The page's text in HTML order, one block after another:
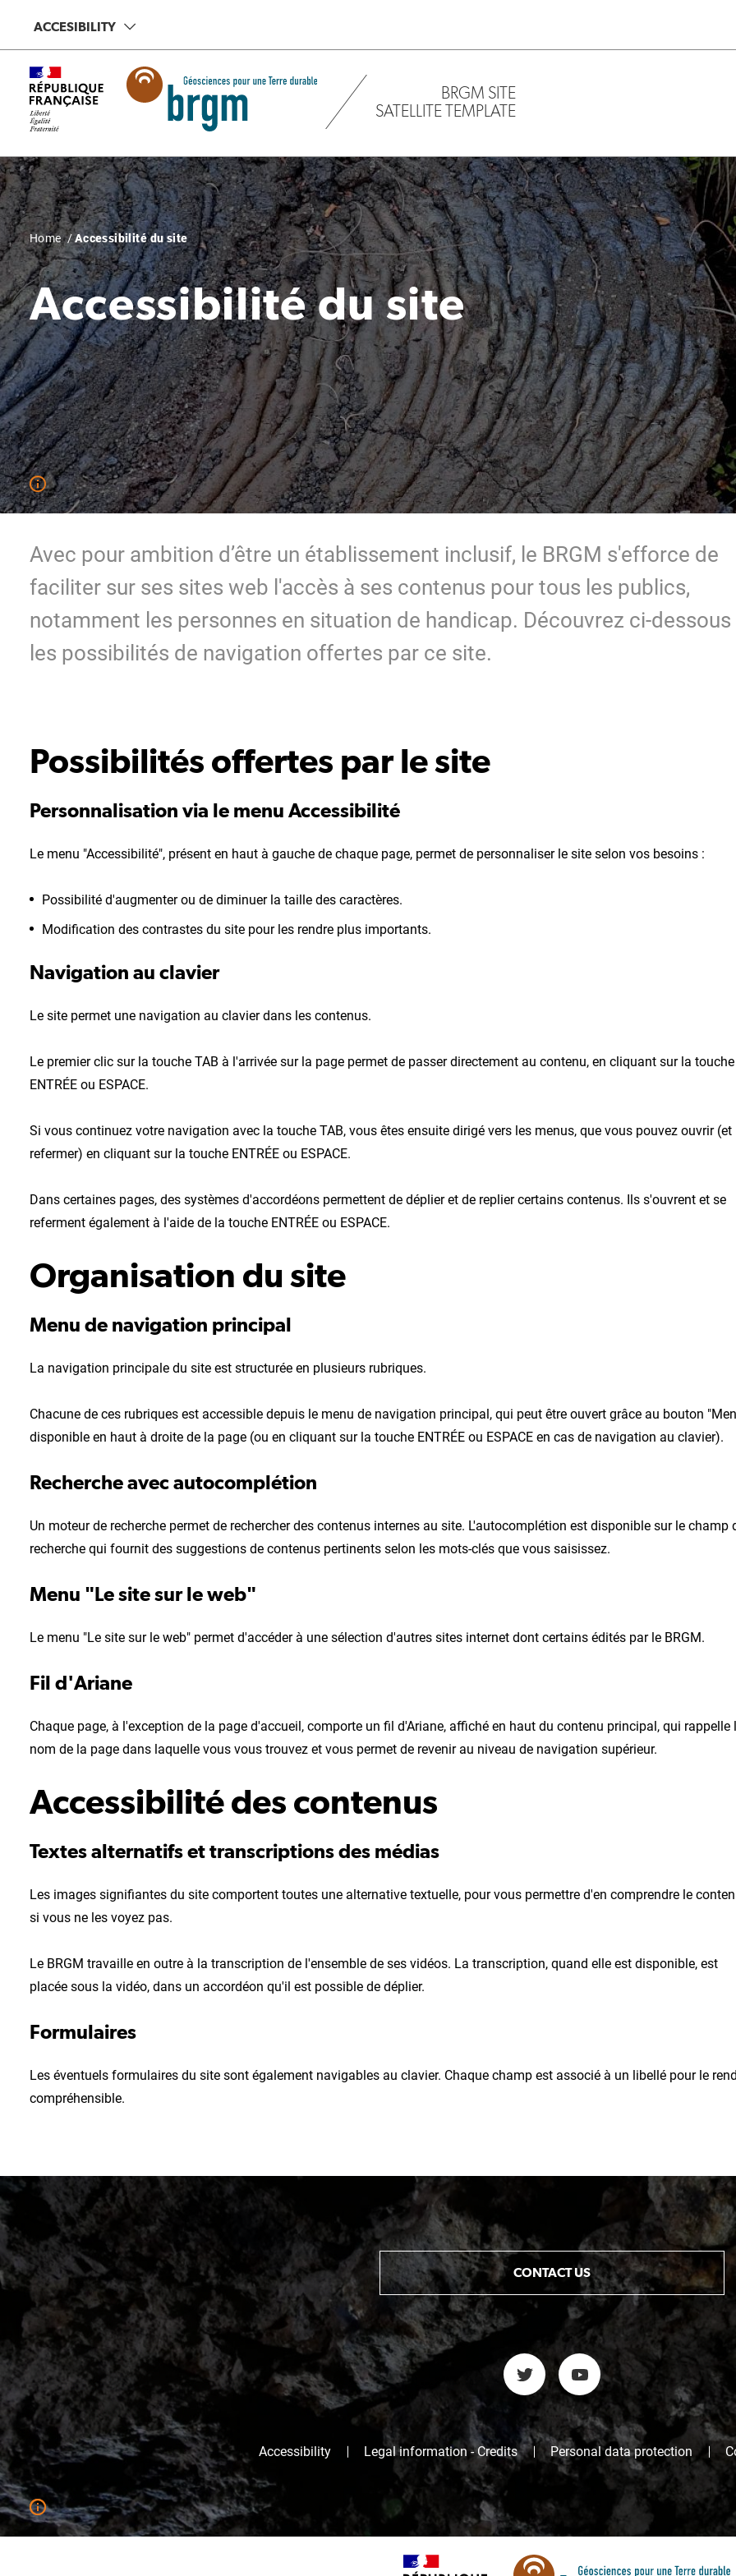
main
content
ACCESIBILITY
BRGM SITE
SATELLITE TEMPLATE
Breadcrumb
Home Accessibilité du site
Accessibilité du site
Avec pour ambition d’être un établissement inclusif, le BRGM s'efforce de
faciliter sur ses sites web l'accès à ses contenus pour tous les publics,
notamment les personnes en situation de handicap. Découvrez ci-dessous
les possibilités de navigation offertes par ce site.
Possibilités offertes par le site
Personnalisation via le menu Accessibilité
Le menu "Accessibilité", présent en haut à gauche de chaque page, permet de personnaliser le site selon vos besoins :
Possibilité d'augmenter ou de diminuer la taille des caractères.
Modification des contrastes du site pour les rendre plus importants.
Navigation au clavier
Le site permet une navigation au clavier dans les contenus.
Le premier clic sur la touche TAB à l'arrivée sur la page permet de passer directement au contenu, en cliquant sur la touche
ENTRÉE ou ESPACE.
Si vous continuez votre navigation avec la touche TAB, vous êtes ensuite dirigé vers les menus, que vous pouvez ouvrir (et
refermer) en cliquant sur la touche ENTRÉE ou ESPACE.
Dans certaines pages, des systèmes d'accordéons permettent de déplier et de replier certains contenus. Ils s'ouvrent et se
referment également à l'aide de la touche ENTRÉE ou ESPACE.
Organisation du site
Menu de navigation principal
La navigation principale du site est structurée en plusieurs rubriques.
Chacune de ces rubriques est accessible depuis le menu de navigation principal, qui peut être ouvert grâce au bouton
disponible en haut à droite de la page (ou en cliquant sur la touche ENTRÉE ou ESPACE en cas de navigation au clavier).
Recherche avec autocomplétion
Un moteur de recherche permet de rechercher des contenus internes au site. L'autocomplétion est disponible sur le champ
recherche qui fournit des suggestions de contenus pertinents selon les mots-clés que vous saisissez.
Menu "Le site sur le web"
Le menu "Le site sur le web" permet d'accéder à une sélection d'autres sites internet dont certains édités par le BRGM.
Fil d'Ariane
Chaque page, à l'exception de la page d'accueil, comporte un fil d'Ariane, affiché en haut du contenu principal, qui rappelle
nom de la page dans laquelle vous vous trouvez et vous permet de revenir au niveau de navigation supérieur.
Accessibilité des contenus
Textes alternatifs et transcriptions des médias
Les images signifiantes du site comportent toutes une alternative textuelle, pour vous permettre d'en comprendre le
si vous ne les voyez pas.
Le BRGM travaille en outre à la transcription de l'ensemble de ses vidéos. La transcription, quand elle est disponible, est
placée sous la vidéo, dans un accordéon qu'il est possible de déplier.
Formulaires
Les éventuels formulaires du site sont également navigables au clavier. Chaque champ est associé à un libellé pour le
compréhensible.
CONTACT US
Accessibility Legal information - Credits Personal data protection